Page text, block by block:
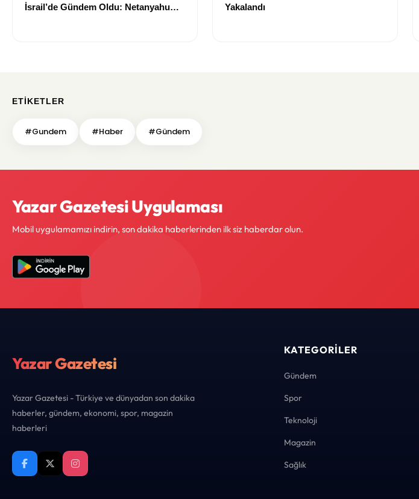
İsrail’de Gündem Oldu: Netanyahu
Yakalandı
ETIKETLER
#Gundem #Haber #Gündem
Yazar Gazetesi Uygulaması
Mobil uygulamamızı indirin, son dakika haberlerinden ilk siz haberdar olun.
Yazar Gazetesi
Yazar Gazetesi - Türkiye ve dünyadan son dakika
haberler, gündem, ekonomi, spor, magazin
haberleri
KATEGORILER
Gündem
Spor
Teknoloji
Magazin
Sağlık